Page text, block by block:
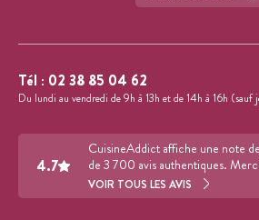
Tél : 02 38 85 04 62
Du lundi au vendredi de 9h à 13h et de 14h à 16h (sauf
4.7
CuisineAddict affiche une note
de 3 700 avis authentiques.
VOIR TOUS LES AVIS